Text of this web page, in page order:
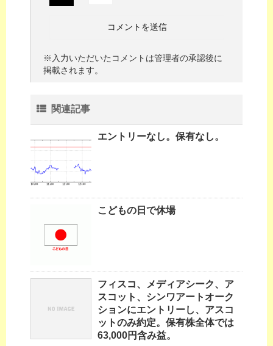
※入力いただいたコメントは管理者の承認後に
掲載されます。
関連記事
エントリーなし。保有なし。
こどもの日で休場
フィスコ、メディアシーク、ア
スコット、シンワアートオーク
ションにエントリーし、アスコ
ットのみ約定。保有株全体では
63,000円含み益。